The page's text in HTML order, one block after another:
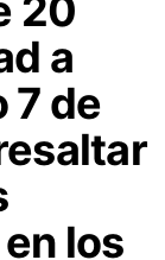
20
a
7 de
los